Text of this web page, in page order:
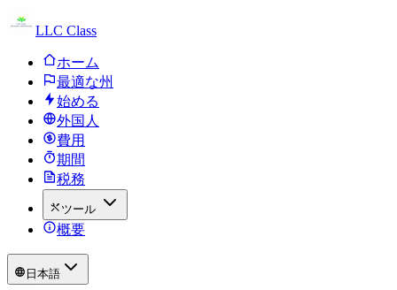
LLC Class
ホーム
最適な州
始める
外国人
費用
期間
税務
ツール
概要
日本語